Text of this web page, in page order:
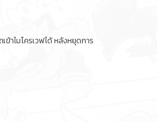
าไมโครเวฟได้ หลังหยุดการ